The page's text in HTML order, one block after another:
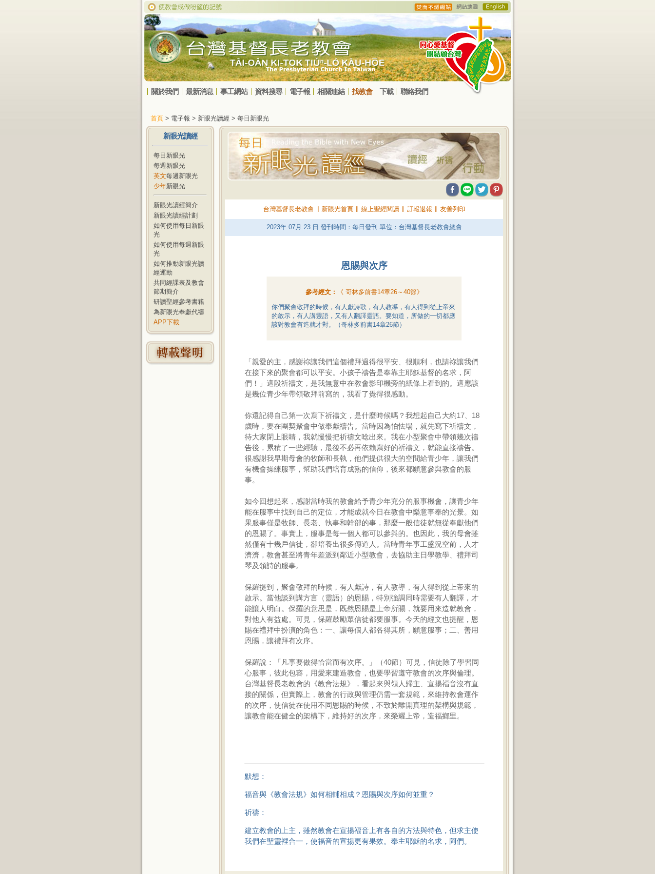
關於我們 最新消息 事工網站 資料搜尋 電子報 相關連結 找教會 下載 聯絡我們
首頁 > 電子報 > 新眼光讀經 > 每日新眼光
新眼光讀經
每日新眼光
每週新眼光
英文每週新眼光
少年新眼光
新眼光讀經簡介
新眼光讀經計劃
如何使用每日新眼
光
如何使用每週新眼
光
如何推動新眼光讀
經運動
共同經課表及教會
節期簡介
研讀聖經參考書籍
為新眼光奉獻代禱
APP下載
台灣基督長老教會∥ 新眼光首頁∥ 線上聖經閱讀∥ 訂報退報 友善列印
2023年 07月 23日 發刊時間：每日發刊 單位：台灣基督長老教會總會
恩賜與次序
參考經文： 《 哥林多前書14章26～40節》
你們聚會敬拜的時候，有人獻詩歌，有人教導，有人得到從上帝來
的啟示，有人講靈語，又有人翻譯靈語。要知道，所做的一切都應
該對教會有造就才對。（哥林多前書14章26節）
「親愛的主，感謝祢讓我們這個禮拜過得很平安、很順利，也請祢讓我們
在接下來的聚會都可以平安。小孩子禱告是奉靠主耶穌基督的名求，阿
們！」這段祈禱文，是我無意中在教會影印機旁的紙條上看到的。這應該
是幾位青少年帶領敬拜前寫的，我看了覺得很感動。
你還記得自己第一次寫下祈禱文，是什麼時候嗎？我想起自己大約17、18
歲時，要在團契聚會中做奉獻禱告。當時因為怕怯場，就先寫下祈禱文，
待大家閉上眼睛，我就慢慢把祈禱文唸出來。我在小型聚會中帶領幾次禱
告後，累積了一些經驗，最後不必再依賴寫好的祈禱文，就能直接禱告。
很感謝我早期母會的牧師和長執，他們提供很大的空間給青少年，讓我們
有機會操練服事，幫助我們培育成熟的信仰，後來都願意參與教會的服
事。
如今回想起來，感謝當時我的教會給予青少年充分的服事機會，讓青少年
能在服事中找到自己的定位，才能成就今日在教會中樂意事奉的光景。如
果服事僅是牧師、長老、執事和幹部的事，那麼一般信徒就無從奉獻他們
的恩賜了。事實上，服事是每一個人都可以參與的。也因此，我的母會雖
然僅有十幾戶信徒，卻培養出很多傳道人。當時青年事工盛況空前，人才
濟濟，教會甚至將青年差派到鄰近小型教會，去協助主日學教學、禮拜司
琴及領詩的服事。
保羅提到，聚會敬拜的時候，有人獻詩，有人教導，有人得到從上帝來的
啟示。當他談到講方言（靈語）的恩賜，特別強調同時需要有人翻譯，才
能讓人明白。保羅的意思是，既然恩賜是上帝所賜，就要用來造就教會，
對他人有益處。可見，保羅鼓勵眾信徒都要服事。今天的經文也提醒，恩
賜在禮拜中扮演的角色：一、讓每個人都各得其所，願意服事；二、善用
恩賜，讓禮拜有次序。
保羅說：「凡事要做得恰當而有次序。」（40節）可見，信徒除了學習同
心服事，彼此包容，用愛來建造教會，也要學習遵守教會的次序與倫理。
台灣基督長老教會的《教會法規》，看起來與領人歸主、宣揚福音沒有直
接的關係，但實際上，教會的行政與管理仍需一套規範，來維持教會運作
的次序，使信徒在使用不同恩賜的時候，不致於離開真理的架構與規範，
讓教會能在健全的架構下，維持好的次序，來榮耀上帝，造福鄉里。
默想：
福音與《教會法規》如何相輔相成？恩賜與次序如何並重？
祈禱：
建立教會的上主，雖然教會在宣揚福音上有各自的方法與特色，但求主使
我們在聖靈裡合一，使福音的宣揚更有果效。奉主耶穌的名求，阿們。